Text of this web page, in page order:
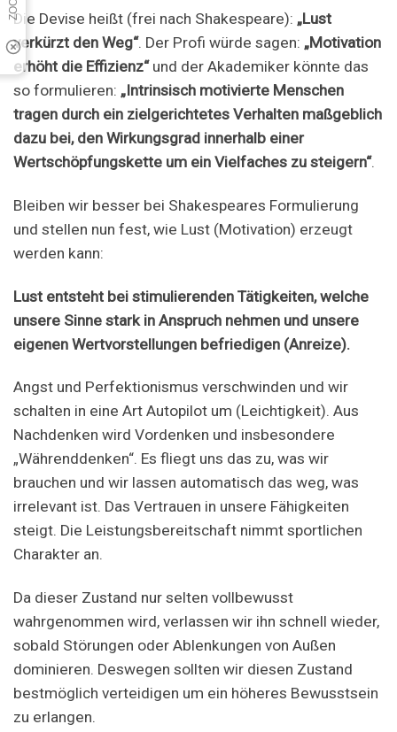
Die Devise heißt (frei nach Shakespeare): „Lust
verkürzt den Weg“. Der Profi würde sagen: „Motivation
erhöht die Effizienz“und der Akademiker könnte das
so formulieren: „Intrinsisch motivierte Menschen
tragen durch ein zielgerichtetes Verhalten maßgeblich
dazu bei, den Wirkungsgrad innerhalb einer
Wertschöpfungskette um ein Vielfaches zu steigern“.
Bleiben wir besser bei Shakespeares Formulierung
und stellen nun fest, wie Lust (Motivation) erzeugt
werden kann:
Lust entsteht bei stimulierenden Tätigkeiten, welche
unsere Sinne stark in Anspruch nehmen und unsere
eigenen Wertvorstellungen befriedigen (Anreize).
Angst und Perfektionismus verschwinden und wir
schalten in eine Art Autopilot um (Leichtigkeit). Aus
Nachdenken wird Vordenken und insbesondere
„Währenddenken“. Es fliegt uns das zu, was wir
brauchen und wir lassen automatisch das weg, was
irrelevant ist. Das Vertrauen in unsere Fähigkeiten
steigt. Die Leistungsbereitschaft nimmt sportlichen
Charakter an.
Da dieser Zustand nur selten vollbewusst
wahrgenommen wird, verlassen wir ihn schnell wieder,
sobald Störungen oder Ablenkungen von Außen
dominieren. Deswegen sollten wir diesen Zustand
bestmöglich verteidigen um ein höheres Bewusstsein
zu erlangen.